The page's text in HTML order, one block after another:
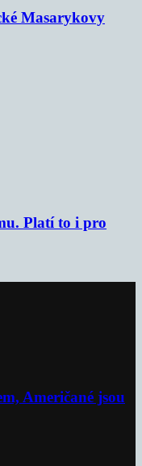
Masarykovy
Platí to i pro
Američané jsou